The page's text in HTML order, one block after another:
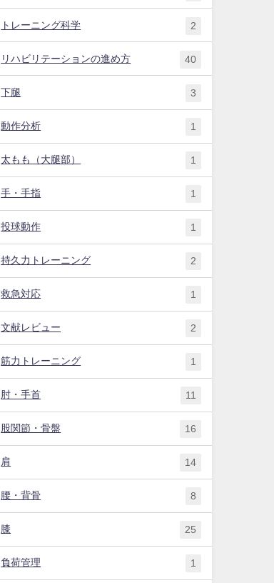
トレーニング科学 2
リハビリテーションの進め方 40
下腿 3
動作分析 1
太もも（大腿部） 1
手・手指 1
投球動作 1
持久力トレーニング 2
救急対応 1
文献レビュー 2
筋力トレーニング 1
肘・手首 11
股関節・骨盤 16
肩 14
腰・背骨 8
膝 25
負荷管理 1